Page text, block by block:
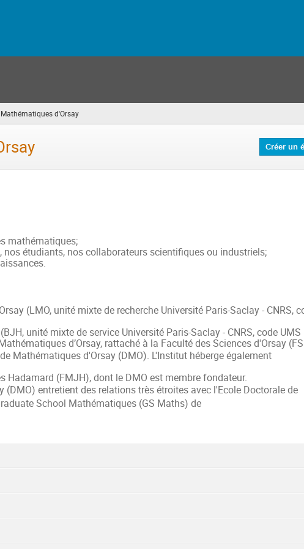
d'Orsay
êtes
Créer un
mathématiques;
nos étudiants, nos collaborateurs scientifiques ou industriels;
(LMO, unité mixte de recherche Université Paris-Saclay - CNRS,
unité mixte de service Université Paris-Saclay - CNRS, code
d’Orsay, rattaché à la Faculté des Sciences d'Orsay
Mathématiques d'Orsay (DMO). L'Institut héberge également
Hadamard (FMJH), dont le DMO est membre fondateur.
(DMO) entretient des relations très étroites avec l'Ecole Doctorale de
School Mathématiques (GS Maths) de